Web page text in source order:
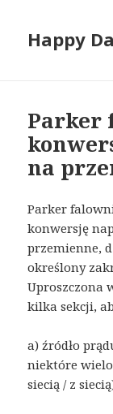
Happy
Parker
na
Parker
konwersję
przemienne,
określony
Uproszczona
kilka sekcji,
a) źródło
niektóre
siecią / z